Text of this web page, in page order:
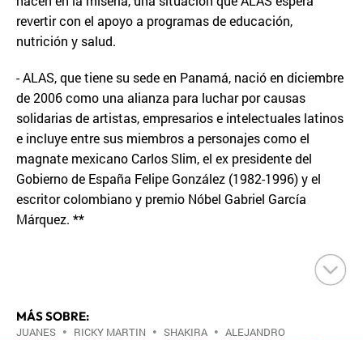
revertir con el apoyo a programas de educación,
nutrición y salud.
- ALAS, que tiene su sede en Panamá, nació en diciembre
de 2006 como una alianza para luchar por causas
solidarias de artistas, empresarios e intelectuales latinos
e incluye entre sus miembros a personajes como el
magnate mexicano Carlos Slim, el ex presidente del
Gobierno de España Felipe González (1982-1996) y el
escritor colombiano y premio Nóbel Gabriel García
Márquez. **
MÁS SOBRE:
JUANES • RICKY MARTIN • SHAKIRA • ALEJANDRO